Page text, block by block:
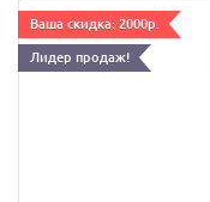
Ваша скидка: 2000р.
Лидер продаж!